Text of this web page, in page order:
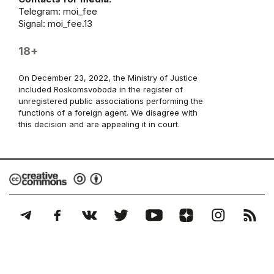
Telegram: moi_fee
Signal: moi_fee.13
18+
On December 23, 2022, the Ministry of Justice
included Roskomsvoboda in the register of
unregistered public associations performing the
functions of a foreign agent. We disagree with
this decision and are appealing it in court.